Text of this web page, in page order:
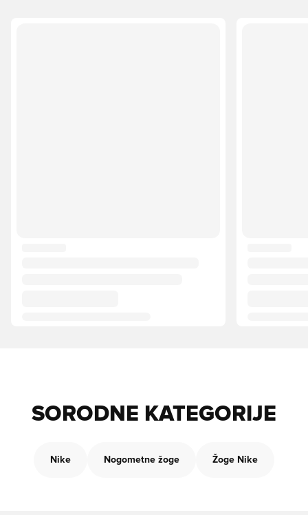
SORODNE KATEGORIJE
Nike Nogometne žoge Žoge Nike